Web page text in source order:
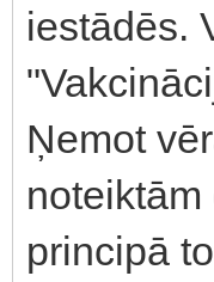
iestādēs.
Ņemot
principā